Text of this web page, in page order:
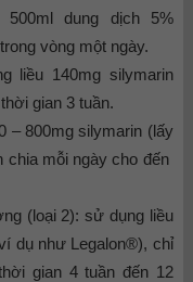
500ml dung dịch 5%
vòng một ngày.
liều 140mg silymarin
gian 3 tuần.
– 800mg silymarin (lấy
chia mỗi ngày cho đến
(loại 2): sử dụng liều
dụ như Legalon®), chỉ
gian 4 tuần đến 12